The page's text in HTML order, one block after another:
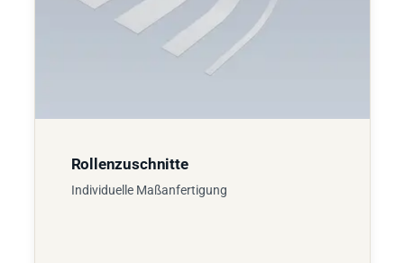
Rollenzuschnitte
Individuelle Maßanfertigung